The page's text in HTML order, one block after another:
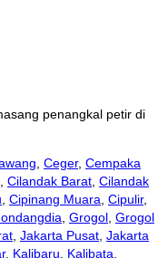
penangkal petir di
, Ceger, Cempaka
, Cilandak Barat, Cilandak
, Cipinang Muara, Cipulir,
, Grogol, Grogol
, Jakarta Pusat, Jakarta
, Kalibaru, Kalibata,